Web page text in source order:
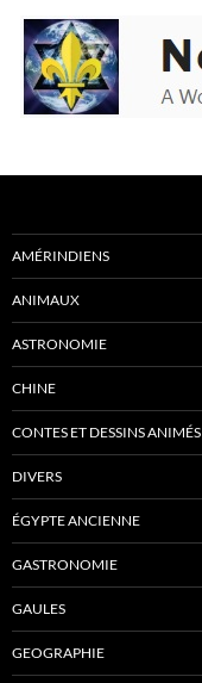
AMÉRINDIENS
ANIMAUX
ASTRONOMIE
CHINE
CONTES ET DESSINS ANIMÉS
DIVERS
ÉGYPTE ANCIENNE
GASTRONOMIE
GAULES
GEOGRAPHIE